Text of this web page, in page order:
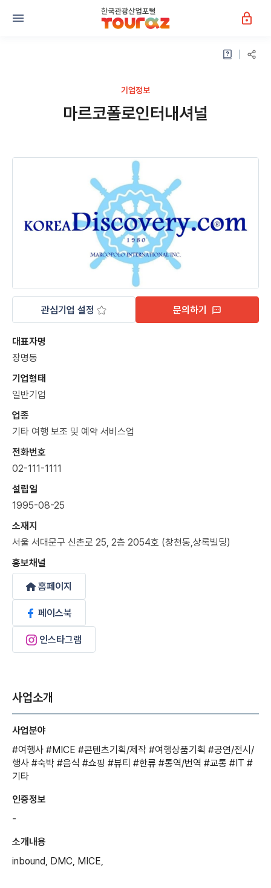
기업정보
마르코폴로인터내셔널
관심기업 설정 문의하기
대표자명
장명동
기업형태
일반기업
업종
기타 여행 보조 및 예약 서비스업
전화번호
02-111-1111
설립일
1995-08-25
소재지
서울 서대문구 신촌로 25, 2층 2054호 (창천동,상록빌딩)
홍보채널
홈페이지
페이스북
인스타그램
사업소개
사업분야
#여행사 #MICE #콘텐츠기획/제작 #여행상품기획 #공연/전시/
행사 #숙박 #음식 #쇼핑 #뷰티 #한류 #통역/번역 #교통 #IT #
기타
인증정보
-
소개내용
inbound, DMC, MICE,